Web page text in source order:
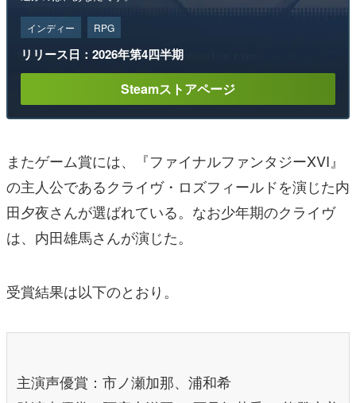
インディー RPG
リリース日：2026年第4四半期
Steamストアページ
またゲーム賞には、『ファイナルファンタジーXVI』
の主人公であるクライヴ・ロズフィールドを演じた内
田夕夜さんが選ばれている。なお少年期のクライヴ
は、内田雄馬さんが演じた。
受賞結果は以下のとおり。
主演声優賞：市ノ瀬加那、浦和希